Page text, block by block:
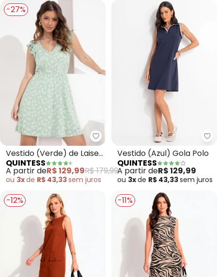
-27%
Quintess - Vestido (Verde) de
Vestido (Verde) de Laise
Cintura Marcada
QUINTESS
A partir deR$ 129,99R$ 179,99
ou 3xde R$ 43,33sem juros
Vestido (Azul) Gola Polo
QUINTESS
A partir deR$ 129,99
ou 3xde R$ 43,33sem juros
-12% -11%